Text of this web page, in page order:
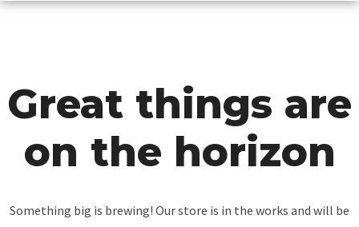
Great things are
on the horizon
Something big is brewing! Our store is in the works and will be